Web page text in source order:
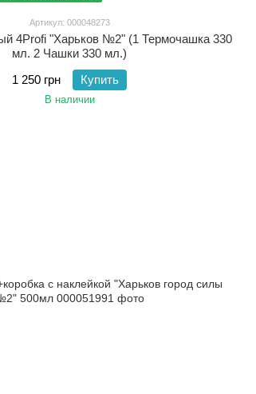
Артикул: 000048273
4Profi "Харьков №2" (1 Термочашка 330
мл. 2 Чашки 330 мл.)
1 250 грн
Купить
В наличии